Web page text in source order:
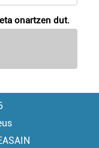
onartzen dut.